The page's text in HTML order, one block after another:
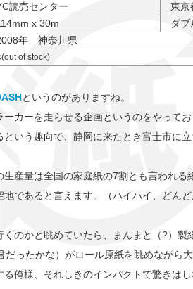
読売センター
東京
x 30m
ダブ
年 神奈川県
(out of stock)
というのがありますね。
カーを走らせる企画というのをやってお
いう趣向で、静岡に来たとき富士市に立
産量は全国の家庭紙の7割とも言われる
地であると言えます。（ハイハイ、どんど
のかと眺めていたら、まんまと（?）製
だったかな）がロール原紙を眺めながら
俺様、それしきのインパクトで驚きはし